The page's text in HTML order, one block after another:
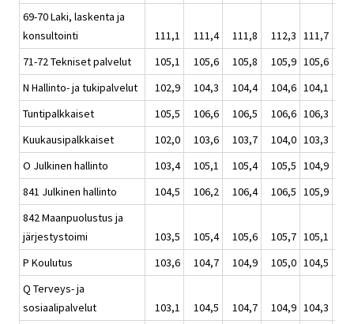
69-70 Laki, laskenta ja
konsultointi
111,1 111,4 111,8 112,3 111,7
71-72 Tekniset palvelut
105,1 105,6 105,8 105,9 105,6
N Hallinto- ja tukipalvelut
102,9 104,3 104,4 104,6 104,1
Tuntipalkkaiset
105,5 106,6 106,5 106,6 106,3
Kuukausipalkkaiset
102,0 103,6 103,7 104,0 103,3
O Julkinen hallinto
103,4 105,1 105,4 105,5 104,9
841 Julkinen hallinto
104,5 106,2 106,4 106,5 105,9
842 Maanpuolustus ja
järjestystoimi
103,5 105,4 105,6 105,7 105,1
P Koulutus
103,6 104,7 104,9 105,0 104,5
Q Terveys- ja
sosiaalipalvelut
103,1 104,5 104,7 104,9 104,3